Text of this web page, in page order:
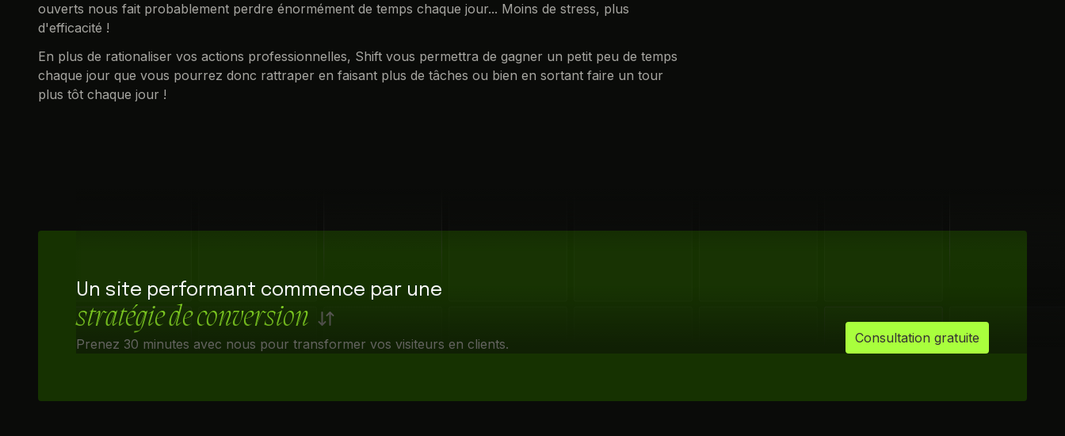
ouverts nous fait probablement perdre énormément de temps chaque jour... Moins de stress, plus
d'efficacité !
En plus de rationaliser vos actions professionnelles, Shift vous permettra de gagner un petit peu de temps
chaque jour que vous pourrez donc rattraper en faisant plus de tâches ou bien en sortant faire un tour
plus tôt chaque jour !
Un site performant commence par une
stratégie de conversion
Prenez 30 minutes avec nous pour transformer vos visiteurs en clients. Consultation gratuite